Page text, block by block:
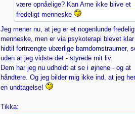
være opnåelige? Kan Arne ikke blive et
fredeligt menneske
Jeg mener nu, at jeg er et nogenlunde
menneske, men er via psykoterapi blevet
hidtil fortrængte ubærlige barndomstraumer,
uden at jeg vidste det - styrede mit liv.
Dem har jeg nu udholdt at se i øjnene - og at
håndtere. Og jeg bilder mig ikke ind, at jeg
en undtagelse!
Tikka: